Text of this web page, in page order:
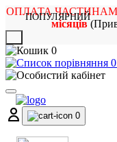
ОПЛАТА
місяців
0
0
0
ПОПУЛЯРНИЙ